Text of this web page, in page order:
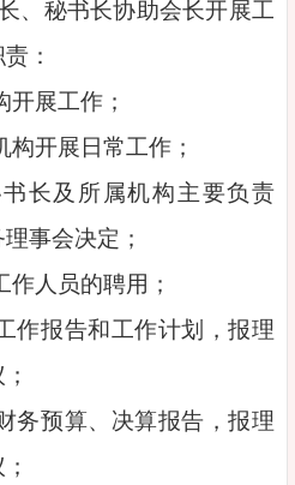
、秘书长协助会长开展工
：
开展工作；
构开展日常工作；
书长及所属机构主要负责
事会决定；
作人员的聘用；
作报告和工作计划，报理
务预算、决算报告，报理